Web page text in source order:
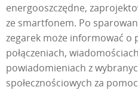
energooszczędne,
ze smartfonem. Po
zegarek może informować o
połączeniach,
powiadomieniach z
społecznościowych za